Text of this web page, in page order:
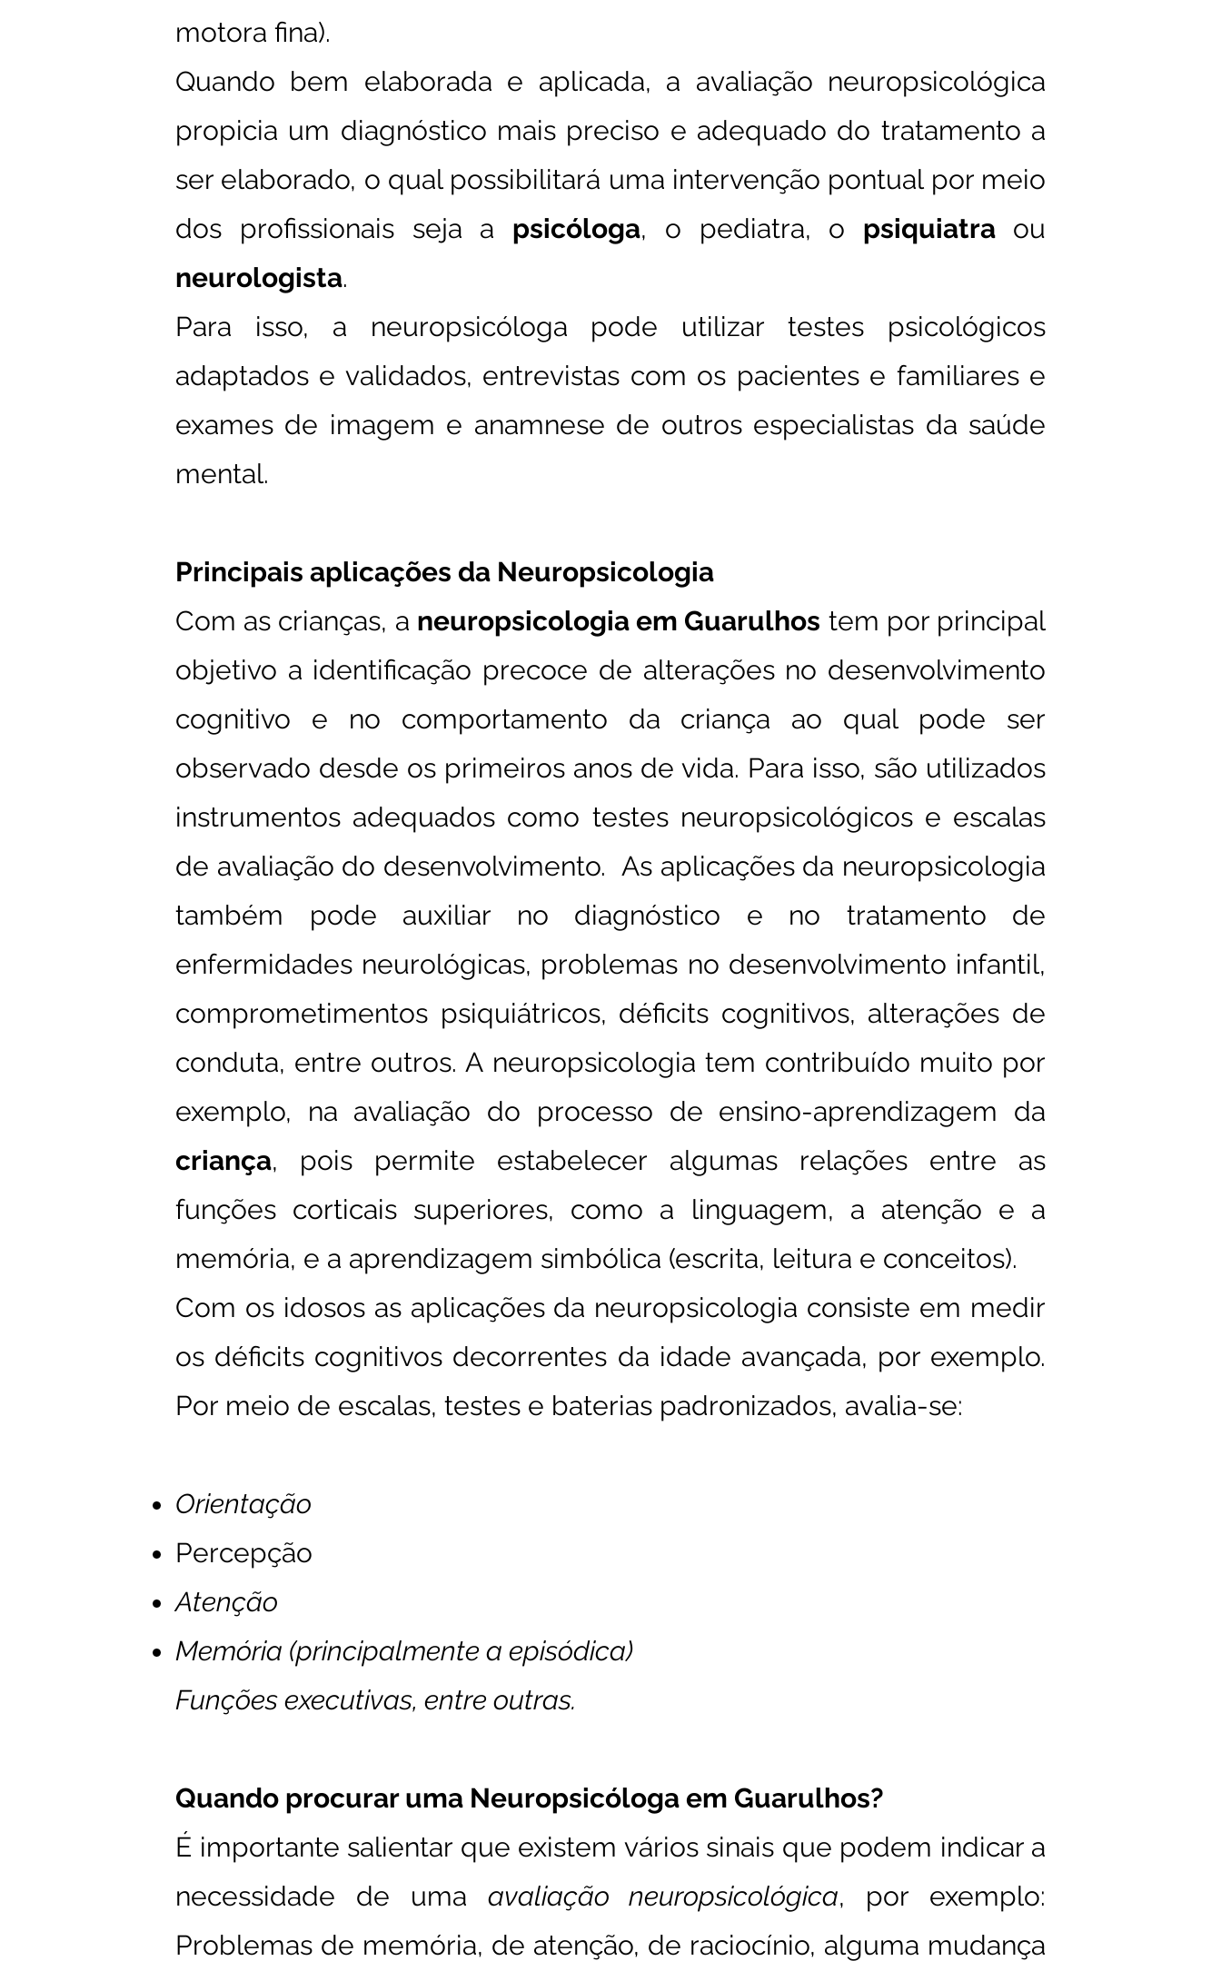
motora fina).
Quando bem elaborada e aplicada, a avaliação neuropsicológica
propicia um diagnóstico mais preciso e adequado do tratamento a
ser elaborado, o qual possibilitará uma intervenção pontual por meio
dos profissionais seja a psicóloga, o pediatra, o psiquiatra ou
neurologista.
Para isso, a neuropsicóloga pode utilizar testes psicológicos
adaptados e validados, entrevistas com os pacientes e familiares e
exames de imagem e anamnese de outros especialistas da saúde
mental.
Principais aplicações da Neuropsicologia
Com as crianças, a neuropsicologia em Guarulhos tem por principal
objetivo a identificação precoce de alterações no desenvolvimento
cognitivo e no comportamento da criança ao qual pode ser
observado desde os primeiros anos de vida. Para isso, são utilizados
instrumentos adequados como testes neuropsicológicos e escalas
de avaliação do desenvolvimento. As aplicações da neuropsicologia
também pode auxiliar no diagnóstico e no tratamento de
enfermidades neurológicas, problemas no desenvolvimento infantil,
comprometimentos psiquiátricos, déficits cognitivos, alterações de
conduta, entre outros. A neuropsicologia tem contribuído muito por
exemplo, na avaliação do processo de ensino-aprendizagem da
criança, pois permite estabelecer algumas relações entre as
funções corticais superiores, como a linguagem, a atenção e a
memória, e a aprendizagem simbólica (escrita, leitura e conceitos).
Com os idosos as aplicações da neuropsicologia consiste em medir
os déficits cognitivos decorrentes da idade avançada, por exemplo.
Por meio de escalas, testes e baterias padronizados, avalia-se:
Orientação
Percepção
Atenção
Memória (principalmente a episódica)
Funções executivas, entre outras.
Quando procurar uma Neuropsicóloga em Guarulhos?
É importante salientar que existem vários sinais que podem indicar a
necessidade de uma avaliação neuropsicológica, por exemplo:
Problemas de memória, de atenção, de raciocínio, alguma mudança